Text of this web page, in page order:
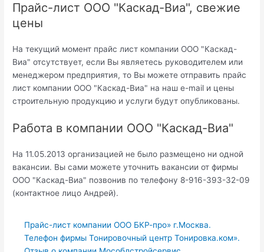
Прайс-лист ООО "Каскад-Виа", свежие
цены
На текущий момент прайс лист компании ООО "Каскад-
Виа" отсутствует, если Вы являетесь руководителем или
менеджером предприятия, то Вы можете отправить прайс
лист компании ООО "Каскад-Виа" на наш e-mail и цены
строительную продукцию и услуги будут опубликованы.
Работа в компании ООО "Каскад-Виа"
На 11.05.2013 организацией не было размещено ни одной
вакансии. Вы сами можете уточнить вакансии от фирмы
ООО "Каскад-Виа" позвонив по телефону 8-916-393-32-09
(контактное лицо Андрей).
Прайс-лист компании ООО БКР-про» г.Москва.
Телефон фирмы Тонировочный центр Тонировка.ком».